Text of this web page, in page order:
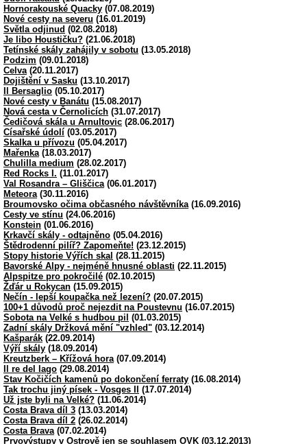
Hornorakouské Quacky (07.08.2019)
Nové cesty na severu (16.01.2019)
Světla odjinud (02.08.2018)
Je libo Houstičku? (21.06.2018)
Tetínské skály zahájily v sobotu (13.05.2018)
Podzim (09.01.2018)
Celva(20.11.2017)
Dojištění v Sasku (13.10.2017)
Il Bersaglio (05.10.2017)
Nové cesty v Banátu (15.08.2017)
Nová cesta v Černolicích (31.07.2017)
Čedičová skála u Arnultovic (28.06.2017)
Císařské údolí (03.05.2017)
Skalka u přívozu (05.04.2017)
Mařenka(18.03.2017)
Chulilla medium (28.02.2017)
Red Rocks I. (11.01.2017)
Val Rosandra – Gliščica(06.01.2017)
Meteora(30.11.2016)
Broumovsko očima občasného návštěvníka(16.09.2016)
Cesty ve stínu (24.06.2016)
Konstein (01.06.2016)
Krkavčí skály - odtajněno (05.04.2016)
Štědrodenní pilíř? Zapomeňte! (23.12.2015)
Stopy historie Výřích skal (28.11.2015)
Bavorské Alpy - nejméně hnusné oblasti (22.11.2015)
Alpspitze pro pokročilé (02.10.2015)
Žďár u Rokycan (15.09.2015)
Nečín - lepší koupačka než lezení? (20.07.2015)
100+1 důvodů proč nejezdit na Poustevnu (16.07.2015)
Sobota na Velké s hudbou pil (01.03.2015)
Zadní skály Držková mění "vzhled" (03.12.2014)
Kašparák (22.09.2014)
Výří skály (18.09.2014)
Kreutzberk – Křížová hora(07.09.2014)
Il re del lago (29.08.2014)
Stav Kočičích kamenů po dokončení ferraty (16.08.2014)
Tak trochu jiný písek - Vosges II
(17.07.2014)
Už jste byli na Velké? (11.06.2014)
Costa Brava díl 3 (13.03.2014)
Costa Brava díl 2 (26.02.2014)
Costa Brava(07.02.2014)
Prvovýstupy v Ostrově jen se souhlasem OVK (03.12.2013)